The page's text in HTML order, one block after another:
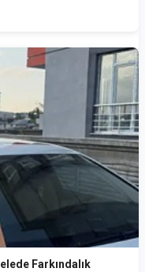
Farkındalık